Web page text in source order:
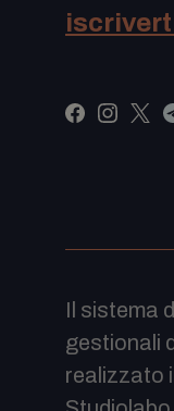
Il sistema
gestionali
realizzato